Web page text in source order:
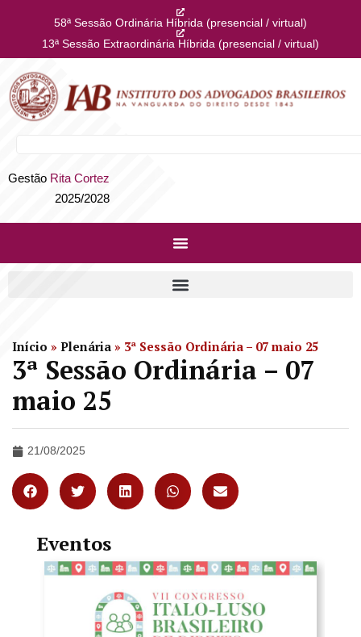
58ª Sessão Ordinária Híbrida (presencial / virtual)
13ª Sessão Extraordinária Híbrida (presencial / virtual)
Gestão Rita Cortez
2025/2028
Início » Plenária » 3ª Sessão Ordinária – 07 maio 25
3ª Sessão Ordinária – 07
maio 25
21/08/2025
Eventos